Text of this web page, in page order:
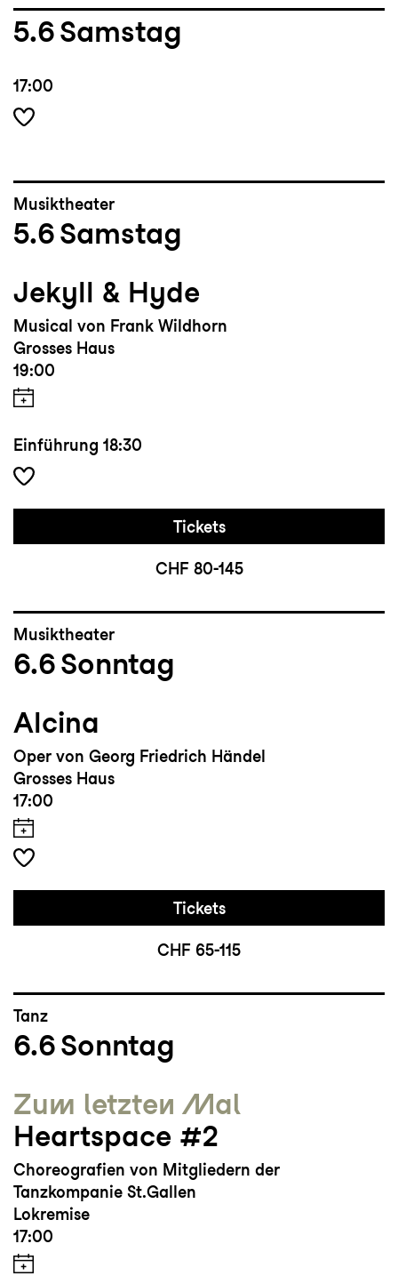
5.6Samstag
17:00
Musiktheater
5.6Samstag
Jekyll & Hyde
Musical von Frank Wildhorn
Grosses Haus
19:00
Einführung 18:30
Tickets
CHF 80-145
Musiktheater
6.6Sonntag
Alcina
Oper von Georg Friedrich Händel
Grosses Haus
17:00
Tickets
CHF 65-115
Tanz
6.6Sonntag
Zum letzten Mal
Heartspace #2
Choreografien von Mitgliedern der
Tanzkompanie St.Gallen
Lokremise
17:00